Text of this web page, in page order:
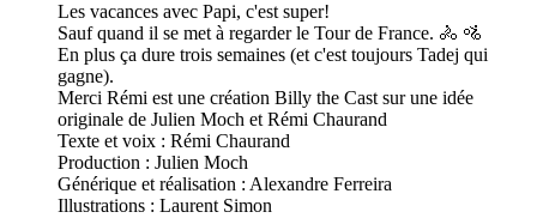
Les vacances avec Papi, c'est super!
Sauf quand il se met à regarder le Tour de France. 🚴 🚵
En plus ça dure trois semaines (et c'est toujours Tadej qui
gagne).
Merci Rémi est une création Billy the Cast sur une idée
originale de Julien Moch et Rémi Chaurand
Texte et voix : Rémi Chaurand
Production : Julien Moch
Générique et réalisation : Alexandre Ferreira
Illustrations : Laurent Simon